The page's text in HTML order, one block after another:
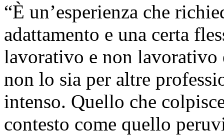
“È un’esperienza che
adattamento e una certa
lavorativo e non
non lo sia per altre
intenso. Quello che
contesto come quello